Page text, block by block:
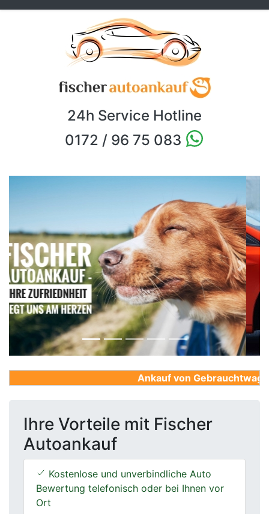
24h Service Hotline
0172 / 96 75 083
Previous Next
Ankauf von
Ihre Vorteile mit Fischer
Autoankauf
Kostenlose und unverbindliche Auto
Bewertung telefonisch oder bei Ihnen vor
Ort